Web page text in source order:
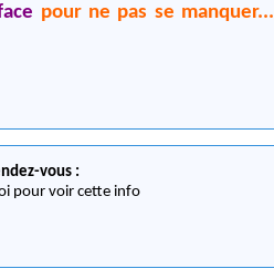
pour ne pas se manquer...
vous :
pour voir cette info